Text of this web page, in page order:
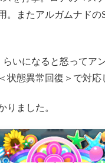
。またアルガムナドの
らいになると怒ってア
状態異常回復＞で対応
りました。